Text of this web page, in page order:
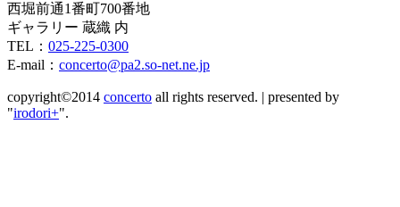
西堀前通1番町700番地
ギャラリー 蔵織 内
TEL： 025-225-0300
E-mail： concerto@pa2.so-net.ne.jp
copyright©2014 concerto all rights reserved. | presented by
"irodori+".